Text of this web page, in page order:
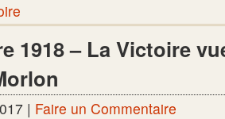
1918 – La Victoire
| Faire un Commentaire